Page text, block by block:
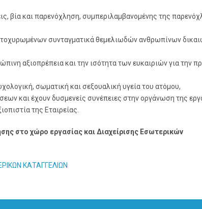
βία και παρενόχληση, συμπεριλαμβανομένης της
συνταγματικά θεμελιωδών ανθρωπίνων
αξιοπρέπεια και την ισότητα των ευκαιριών για την
σωματική και σεξουαλική υγεία του ατόμου,
και έχουν δυσμενείς συνέπειες στην οργάνωση της
της Εταιρείας.
στο χώρο εργασίας και Διαχείρισης Εσωτερικών
ΚΑΤΑΓΓΕΛΙΩΝ